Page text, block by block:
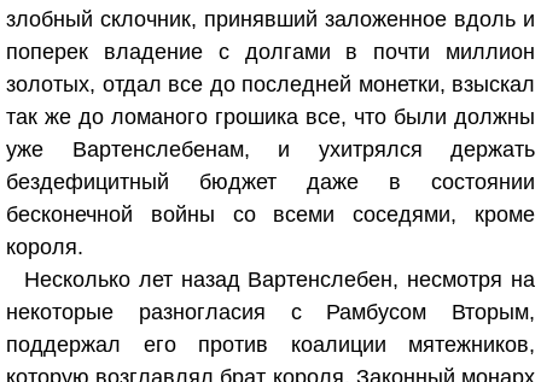
злобный склочник, принявший заложенное вдоль и
поперек владение с долгами в почти миллион
золотых, отдал все до последней монетки, взыскал
так же до ломаного грошика все, что были должны
уже Вартенслебенам, и ухитрялся держать
бездефицитный бюджет даже в состоянии
бесконечной войны со всеми соседями, кроме
короля.
Несколько лет назад Вартенслебен, несмотря на
некоторые разногласия с Рамбусом Вторым,
поддержал его против коалиции мятежников,
которую возглавлял брат короля. Законный монарх